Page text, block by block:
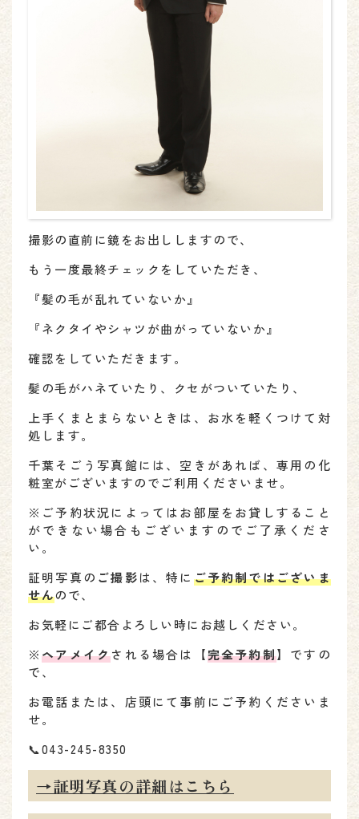
撮影の直前に鏡をお出ししますので、
もう一度最終チェックをしていただき、
『髪の毛が乱れていないか』
『ネクタイやシャツが曲がっていないか』
確認をしていただきます。
髪の毛がハネていたり、クセがついていたり、
上手くまとまらないときは、お水を軽くつけて対
処します。
千葉そごう写真館には、空きがあれば、専用の化
粧室がございますのでご利用くださいませ。
※ご予約状況によってはお部屋をお貸しすること
ができない場合もございますのでご了承くださ
い。
証明写真の ご撮影は、特に ご予約制ではございま
せんので、
お気軽にご都合よろしい時にお越しください。
※ヘアメイクされる場合は 【完全予約制】 ですの
で、
お電話または、店頭にて事前にご予約くださいま
せ。
📞043-245-8350
→証明写真の詳細はこちら